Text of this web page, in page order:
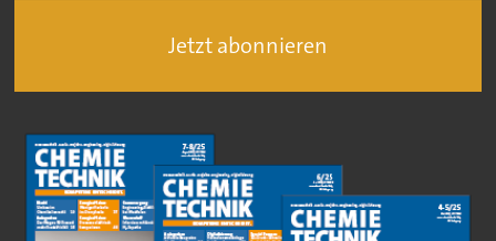
Jetzt abonnieren